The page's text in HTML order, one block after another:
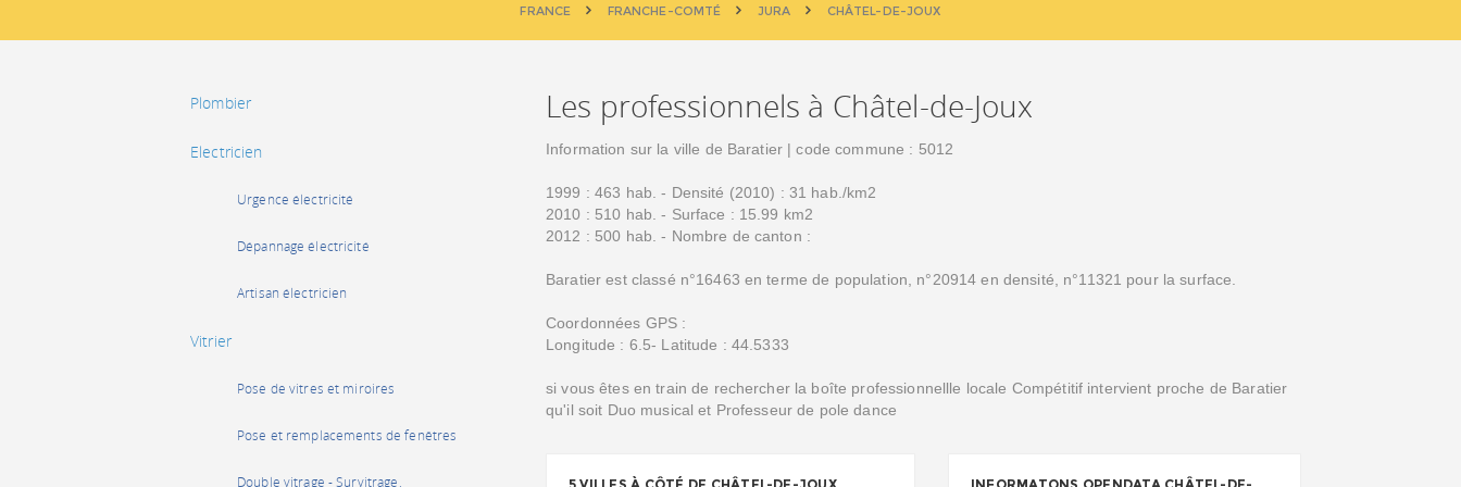
FRANCE FRANCHE-COMTÉ JURA CHÂTEL-DE-JOUX
Plombier
Electricien
Urgence électricité
Dépannage électricité
Artisan électricien
Vitrier
Pose de vitres et miroires
Pose et remplacements de fenêtres
Double vitrage - Survitrage,
Les professionnels à Châtel-de-Joux
Information sur la ville de Baratier | code commune : 5012
1999 : 463 hab. - Densité (2010) : 31 hab./km2
2010 : 510 hab. - Surface : 15.99 km2
2012 : 500 hab. - Nombre de canton :
Baratier est classé n°16463 en terme de population, n°20914 en densité, n°11321 pour la surface.
Coordonnées GPS :
Longitude : 6.5- Latitude : 44.5333
si vous êtes en train de rechercher la boîte professionnellle locale Compétitif intervient proche de Baratier
qu'il soit Duo musical et Professeur de pole dance